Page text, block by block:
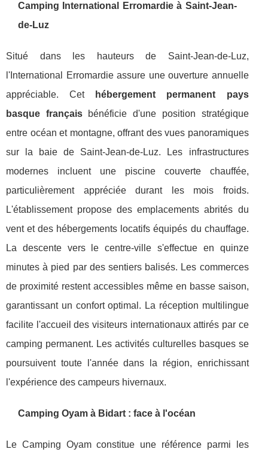
Camping International Erromardie à Saint-Jean-
de-Luz
Situé dans les hauteurs de Saint-Jean-de-Luz,
l'International Erromardie assure une ouverture annuelle
appréciable. Cet
hébergement permanent pays
basque françaisbénéficie d'une position stratégique
entre océan et montagne, offrant des vues panoramiques
sur la baie de Saint-Jean-de-Luz. Les infrastructures
modernes incluent une piscine couverte chauffée,
particulièrement appréciée durant les mois froids.
L'établissement propose des emplacements abrités du
vent et des hébergements locatifs équipés du chauffage.
La descente vers le centre-ville s'effectue en quinze
minutes à pied par des sentiers balisés. Les commerces
de proximité restent accessibles même en basse saison,
garantissant un confort optimal. La réception multilingue
facilite l'accueil des visiteurs internationaux attirés par ce
camping permanent. Les activités culturelles basques se
poursuivent toute l'année dans la région, enrichissant
l'expérience des campeurs hivernaux.
Camping Oyam à Bidart : face à l'océan
Le Camping Oyam constitue une référence parmi les